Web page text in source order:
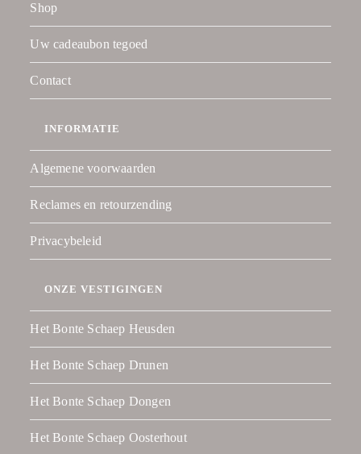
Shop
Uw cadeaubon tegoed
Contact
INFORMATIE
Algemene voorwaarden
Reclames en retourzending
Privacybeleid
ONZE VESTIGINGEN
Het Bonte Schaep Heusden
Het Bonte Schaep Drunen
Het Bonte Schaep Dongen
Het Bonte Schaep Oosterhout